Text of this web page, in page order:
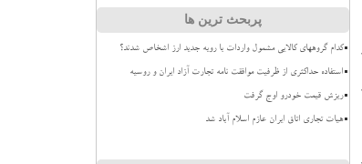
پربحث ترین ها
کدام گروههای کالایی مشمول واردات با رویه جدید ارز اشخاص شدند؟
استفاده حداکثری از ظرفیت موافقت نامه تجارت آزاد ایران و روسیه
ریزش قیمت خودرو اوج گرفت
هیات تجاری اتاق ایران عازم اسلام آباد شد